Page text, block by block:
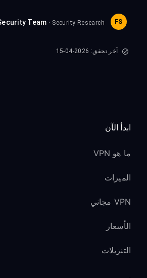
FS
Team · Security Research
آخر تحقق: 2026-04-15
ابدأ الآن
ما هو VPN
الميزات
VPN مجاني
الأسعار
التنزيلات